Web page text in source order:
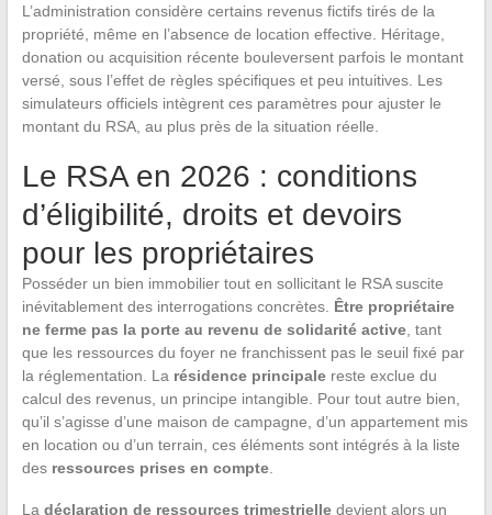
L’administration considère certains revenus fictifs tirés de la
propriété, même en l’absence de location effective. Héritage,
donation ou acquisition récente bouleversent parfois le montant
versé, sous l’effet de règles spécifiques et peu intuitives. Les
simulateurs officiels intègrent ces paramètres pour ajuster le
montant du RSA, au plus près de la situation réelle.
Le RSA en 2026 : conditions
d’éligibilité, droits et devoirs
pour les propriétaires
Posséder un bien immobilier tout en sollicitant le RSA suscite
inévitablement des interrogations concrètes. Être propriétaire
ne ferme pas la porte au revenu de solidarité active, tant
que les ressources du foyer ne franchissent pas le seuil fixé par
la réglementation. La résidence principalereste exclue du
calcul des revenus, un principe intangible. Pour tout autre bien,
qu’il s’agisse d’une maison de campagne, d’un appartement mis
en location ou d’un terrain, ces éléments sont intégrés à la liste
des ressources prises en compte.
La déclaration de ressources trimestrielledevient alors un